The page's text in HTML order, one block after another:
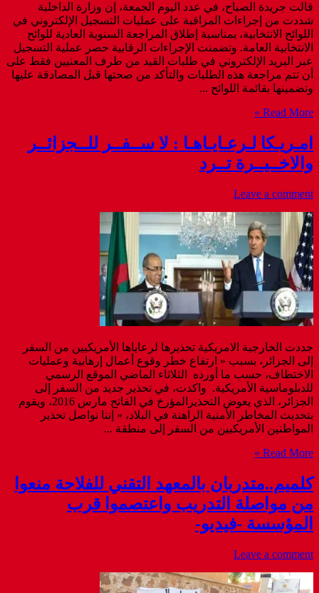
قالت جريدة الصباح، في عدد اليوم الجمعة، إن وزارة الداخلية
شددت من إجراءات المراقبة على عمليات التسجيل الإلكتروني في
اللوائح الانتخابية، بمناسبة إطلاق المراجعة السنوية العادية للوائح
الانتخابية العامة. وتضمنت الإجراءات الرقابية حصر عملية التسجيل
عبر البريد الإلكتروني في طلبات القيد من طرف المعنيين فقط على
أن تتم مراجعة هذه الطلبات والتأكد من صحتها قبل المصادقة عليها
وتضمينها بقائمة اللوائح ...
Read More »
امـريـكا لـرعـايـاهـا : لا ســفــر للــجزائــر
والاخــيــرة تــرد
Leave a comment
جددت الخارجية الامريكية تحذيرها لرعاياها الأمريكيين من السفر
إلى الجزائر، بسبب « ارتفاع خطر وقوع أعمال إرهابية وعمليات
الاختطاف، حسب ما أورده الثلاثاء الماضي الموقع الرسمي
للدبلوماسية الأمريكية. واكدت، في تحذير جديد من السفر إلى
الجزائر، الذي يعوض التحذيرالمؤرخ في الفاتح مارس 2016، ويقوم
بتحديث المخاطر الأمنية الراهنة في البلاد، « إننا نواصل تحذير
المواطنين الأمريكيين من السفر إلى منطقة ...
Read More »
كلميم..متدربان بالمعهد التقني للفلاحة منعوا
من مواصلة التدريب واعتصموا قرب
المؤسسة -فيديو-
Leave a comment